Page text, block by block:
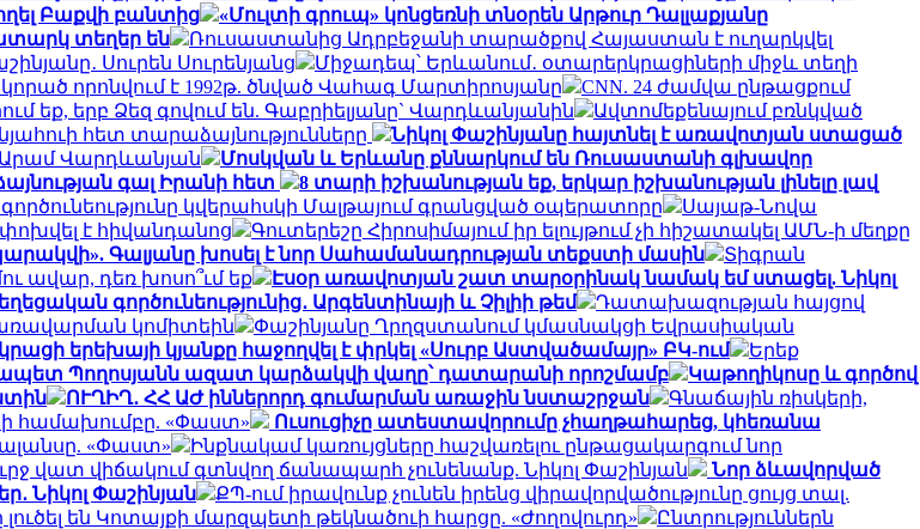
Բաքվի բանտից
«Մուլտի գրուպ» կոնցեռնի տնօրեն Արթուր Դալլաքյանը
տեղեր են
Ռուսաստանից Ադրբեջանի տարածքով Հայաստան է ուղարկվել
Սուրեն Սուրենյանց
Միջադեպ՝ Երևանում․ օտարերկրացիների միջև տեղի
որոնվում է 1992թ. ծնված Վահագ Մարտիրոսյանը
CNN. 24 ժամվա ընթացքում
եք, երբ Ձեզ գովում են. Գաբրիելյանը` Վարդևանյանին
Ավտոմեքենայում բռնկված
հետ տարաձայնությունները
Նիկոլ Փաշինյանը հայտնել է առավոտյան ստացած
Վարդևանյան
Մոսկվան և Երևանը քննարկում են Ռուսաստանի գլխավոր
գալ Իրանի հետ
8 տարի իշխանության եք, երկար իշխանության լինելը լավ
կվերահսկի Մալթայում գրանցված օպերատորը
Սայաթ-Նովա
է հիվանդանոց
Գուտերեշը Հիրոսիմայում իր ելույթում չի հիշատակել ԱՄՆ-ի մեղքը
Գալյանը խոսել է նոր Սահամանադրության տեքստի մասին
Տիգրան
ավար, դեռ խոսո՞ւմ եք
Էսօր առավոտյան շատ տարօրինակ նամակ եմ ստացել. Նիկոլ
գործունեությունից․ Արգենտինայի և Չիլիի թեմ
Դատախազության հայցով
կոմիտեին
Փաշինյանը Ղրղզստանում կմասնակցի Եվրասիական
երեխայի կյանքը հաջողվել է փրկել «Սուրբ Աստվածամայր» ԲԿ-ում
Երեք
Պողոսյանն ազատ կարձակվի վաղը՝ դատարանի որոշմամբ
Կաթողիկոսը և գործով
ՈՒՂԻՂ․ ՀՀ ԱԺ իններորդ գումարման առաջին նստաշրջան
Գնաճային ռիսկերի,
համախումբը. «Փաստ»
Ուսուցիչը ատեստավորումը չհաղթահարեց, կհեռանա
«Փաստ»
Ինքնակամ կառույցները հաշվառելու ընթացակարգում նոր
վատ վիճակում գտնվող ճանապարհ չունենանք. Նիկոլ Փաշինյան
Նոր ձևավորված
Նիկոլ Փաշինյան
ՔՊ-ում իրավունք չունեն իրենց վիրավորվածությունը ցույց տալ.
լուծել են Կոտայքի մարզպետի թեկնածուի հարցը. «Ժողովուրդ»
Ընտրություններն